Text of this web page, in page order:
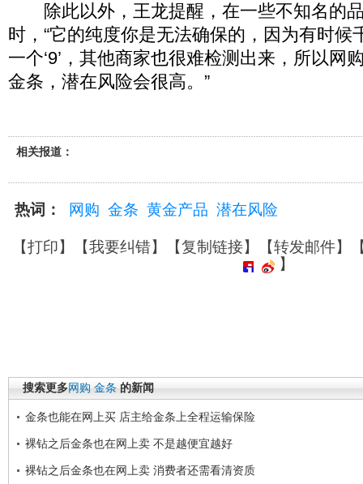
除此以外，王龙提醒，在一些不知名的
时，“它的纯度你是无法确保的，因为有时候
一个‘9’，其他商家也很难检测出来，所以网
金条，潜在风险会很高。”
相关报道：
热词： 网购 金条 黄金产品 潜在风险
【打印】【我要纠错】【复制链接】【转发邮件】
】
搜索更多网购 金条 的新闻
金条也能在网上买 店主给金条上全程运输保险
裸钻之后金条也在网上卖 不是越便宜越好
裸钻之后金条也在网上卖 消费者还需看清资质